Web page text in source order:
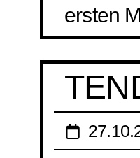
ersten